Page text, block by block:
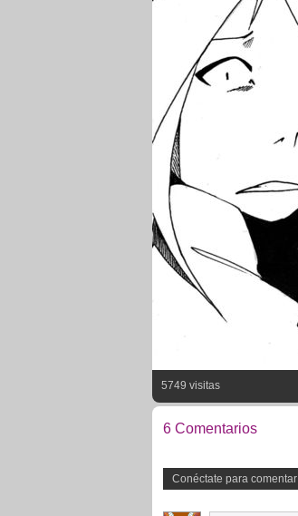
5749 visitas
6 Comentarios
Conéctate para comentar